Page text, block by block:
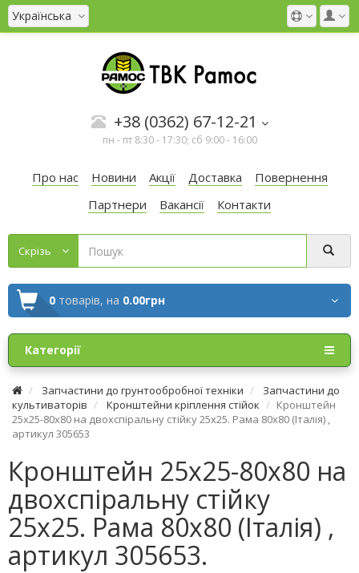
Українська
+38 (0362) 67-12-21
пн - пт 8:30 - 17:30; сб 9:00 - 16:00
Про нас Новини Акції Доставка
Повернення
Партнери
Вакансії Контакти
Cкрізь
0 товарів, на 0.00грн
Категорії
Запчастини до грунтообробної техніки
Запчастини до
культиваторів
Кронштейни кріплення стійок
Кронштейн
25х25-80х80 на двохспіральну стійку 25х25. Рама 80х80 (Італія) ,
артикул 305653
Кронштейн 25х25-80х80 на
двохспіральну стійку
25х25. Рама 80х80 (Італія) ,
артикул 305653.